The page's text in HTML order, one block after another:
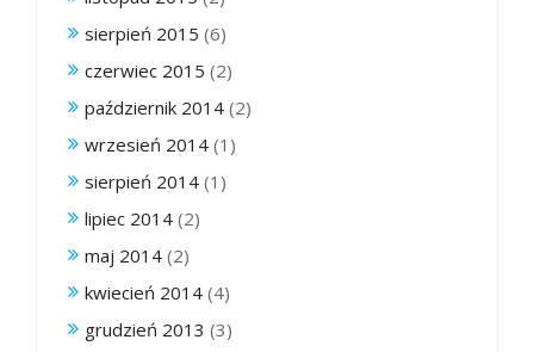
sierpień 2015 (6)
czerwiec 2015 (2)
październik 2014 (2)
wrzesień 2014 (1)
sierpień 2014 (1)
lipiec 2014 (2)
maj 2014 (2)
kwiecień 2014 (4)
grudzień 2013 (3)